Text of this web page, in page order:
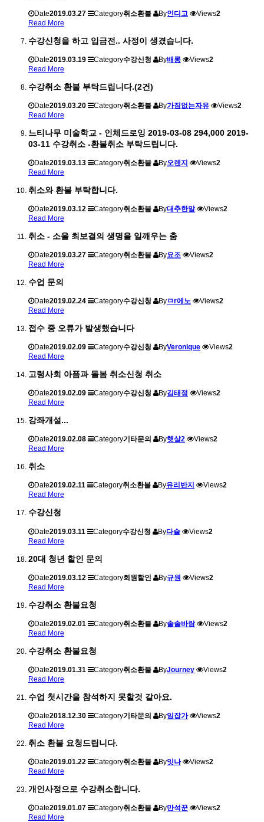
Date2019.03.27 Category취소환불 By인디고 Views2
Read More
수강신청을 하고 입금전.. 사정이 생겼습니다.
Date2019.03.19 Category수강신청 By배롱 Views2
Read More
수강취소 환불 부탁드립니다.(2건)
Date2019.03.20 Category취소환불 By가짐없는자유 Views2
Read More
느티나무 미술학교 - 인체드로잉 2019-03-08 294,000 2019-
03-11 수강취소 -환불취소 부탁드립니다.
Date2019.03.13 Category취소환불 By오렌지 Views2
Read More
취소와 환불 부탁합니다.
Date2019.03.12 Category취소환불 By대추한알 Views2
Read More
취소 - 소울 최보결의 생명을 일깨우는 춤
Date2019.03.27 Category취소환불 By요조 Views2
Read More
수업 문의
Date2019.02.24 Category수강신청 Byㅁr에노 Views2
Read More
접수 중 오류가 발생했습니다
Date2019.02.09 Category수강신청 ByVeronique Views2
Read More
고령사회 아픔과 돌봄 취소신청 취소
Date2019.02.09 Category수강신청 By김태정 Views2
Read More
강좌개설...
Date2019.02.08 Category기타문의 By햇살2 Views2
Read More
취소
Date2019.02.11 Category취소환불 By유리반지 Views2
Read More
수강신청
Date2019.03.11 Category수강신청 By다슬 Views2
Read More
20대 청년 할인 문의
Date2019.03.12 Category회원할인 By규원 Views2
Read More
수강취소 환불요청
Date2019.02.01 Category취소환불 By솔솔바람 Views2
Read More
수강취소 환불요청
Date2019.01.31 Category취소환불 ByJourney Views2
Read More
수업 첫시간을 참석하지 못할것 같아요.
Date2018.12.30 Category기타문의 By임잡가 Views2
Read More
취소 환불 요청드립니다.
Date2019.01.22 Category취소환불 By잇나 Views2
Read More
개인사정으로 수강취소합니다.
Date2019.01.07 Category취소환불 By만석꾼 Views2
Read More